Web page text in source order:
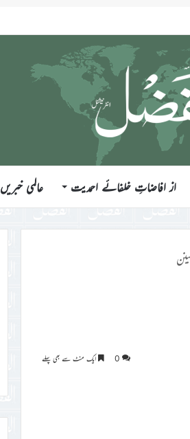
العزیز فرمودہ 17؍جولائی 2026ء
از افاضاتِ خلفائے احمدیت عالمی خبریں
0 ایک منٹ سے بھی پہلے